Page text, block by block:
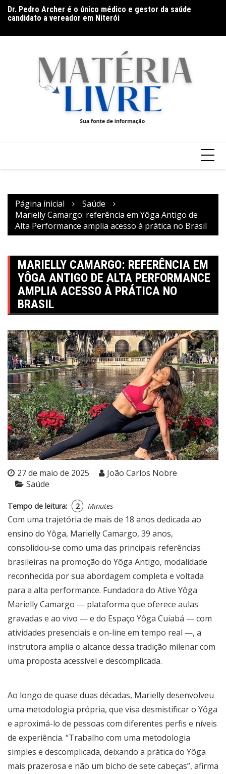
para
conteúdo
Dr. Pedro Archer é o único médico e gestor da saúde
candidato a vereador em Niterói
Página inicial
Saúde
Marielly Camargo: referência em Yôga Antigo de
Alta Performance amplia acesso à prática no Brasil
MARIELLY CAMARGO: REFERÊNCIA EM
YÔGA ANTIGO DE ALTA PERFORMANCE
AMPLIA ACESSO À PRÁTICA NO
BRASIL
27 de maio de 2025
João Carlos Nobre
Saúde
Tempo de leitura: 2 Minutes
Com uma trajetória de mais de 18 anos dedicada ao
ensino do Yôga, Marielly Camargo, 39 anos,
consolidou-se como uma das principais referências
brasileiras na promoção do Yôga Antigo, modalidade
reconhecida por sua abordagem completa e voltada
para a alta performance. Fundadora do Ative Yôga
Marielly Camargo — plataforma que oferece aulas
gravadas e ao vivo — e do Espaço Yôga Cuiabá — com
atividades presenciais e on-line em tempo real —, a
instrutora amplia o alcance dessa tradição milenar com
uma proposta acessível e descomplicada.
Ao longo de quase duas décadas, Marielly desenvolveu
uma metodologia própria, que visa desmistificar o Yôga
e aproximá-lo de pessoas com diferentes perfis e níveis
de experiência. “Trabalho com uma metodologia
simples e descomplicada, deixando a prática do Yôga
mais prazerosa e não um bicho de sete cabeças”, afirma